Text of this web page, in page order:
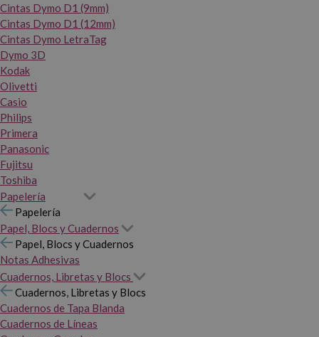
Cintas Dymo D1 (9mm)
Cintas Dymo D1 (12mm)
Cintas Dymo LetraTag
Dymo 3D
Kodak
Olivetti
Casio
Philips
Primera
Panasonic
Fujitsu
Toshiba
Papelería
Papelería
Papel, Blocs y Cuadernos
Papel, Blocs y Cuadernos
Notas Adhesivas
Cuadernos, Libretas y Blocs
Cuadernos, Libretas y Blocs
Cuadernos de Tapa Blanda
Cuadernos de Líneas